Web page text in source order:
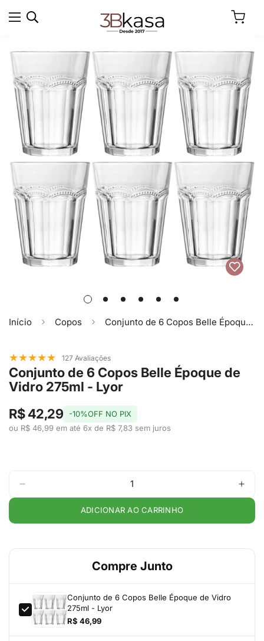
Início Copos Conjunto de 6 Copos Belle Époque de Vidro 275ml - Lyor
★★★★★ 127 Avaliações
Conjunto de 6 Copos Belle Époque de
Vidro 275ml - Lyor
R$ 42,29
-10%OFF NO PIX
ou R$ 46,99 em até 6x de R$ 7,83 sem juros
ADICIONAR AO CARRINHO
Compre Junto
Conjunto de 6 Copos Belle Époque de Vidro
275ml - Lyor
R$ 46,99